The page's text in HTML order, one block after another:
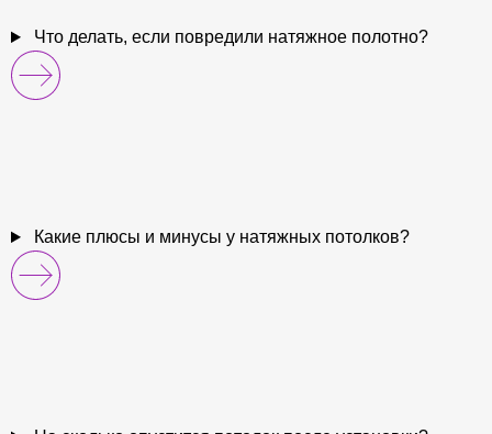
Что делать, если повредили натяжное полотно?
Какие плюсы и минусы у натяжных потолков?